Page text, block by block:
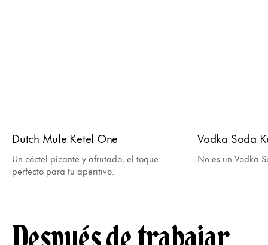
Dutch Mule Ketel One
Un cóctel picante y afrutado, el toque
perfecto para tu aperitivo.
Vodka Soda
No es un Vodka